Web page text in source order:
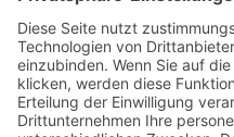
DATENSCHUTZERKLÄRUNG